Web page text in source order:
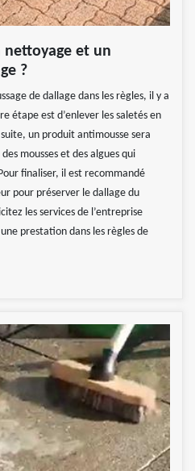
et un
?
de dallage dans les règles, il y a
étape est d’enlever les saletés en
un produit antimousse sera
mousses et des algues qui
finaliser, il est recommandé
pour préserver le dallage du
les services de l’entreprise
prestation dans les règles de